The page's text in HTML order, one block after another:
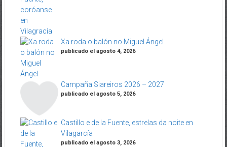
Xa roda o balón no Miguel Ángel
publicado el agosto 4, 2026
Campaña Siareiros 2026 – 2027
publicado el agosto 5, 2026
Castillo e de la Fuente, estrelas da noite en
Vilagarcía
publicado el agosto 3, 2026